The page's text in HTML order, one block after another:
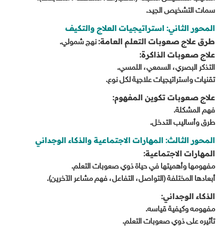
سمات التشخيص الجيد.
المحور الثاني: استراتيجيات العلاج والتكيف
طرق علاج صعوبات التعلم العامة:نهج شمولي.
علاج صعوبات الذاكرة:
التذكر البصري، السمعي، اللمسي.
تقنيات واستراتيجيات علاجية لكل نوع.
علاج صعوبات تكوين المفهوم:
فهم المشكلة.
طرق وأساليب التدخل.
المحور الثالث: المهارات الاجتماعية والذكاء الوجداني
المهارات الاجتماعية:
مفهومها وأهميتها في حياة ذوي صعوبات التعلم.
أبعادها المختلفة (التواصل، التفاعل، فهم مشاعر الآخرين).
الذكاء الوجداني:
مفهومه وكيفية قياسه.
تأثيره على ذوي صعوبات التعلم.